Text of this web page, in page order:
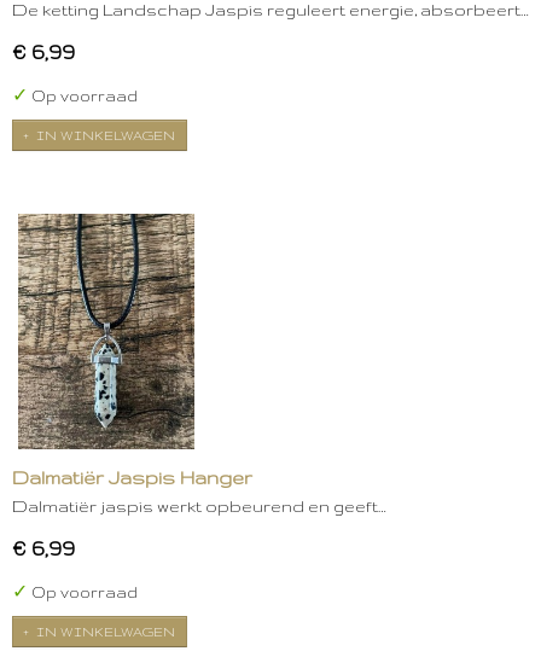
De ketting Landschap Jaspis reguleert energie, absorbeert…
€ 6,99
✓ Op voorraad
IN WINKELWAGEN
Dalmatiër Jaspis Hanger
Dalmatiër jaspis werkt opbeurend en geeft…
€ 6,99
✓ Op voorraad
IN WINKELWAGEN